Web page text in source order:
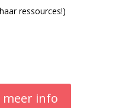
ressources!)
meer info